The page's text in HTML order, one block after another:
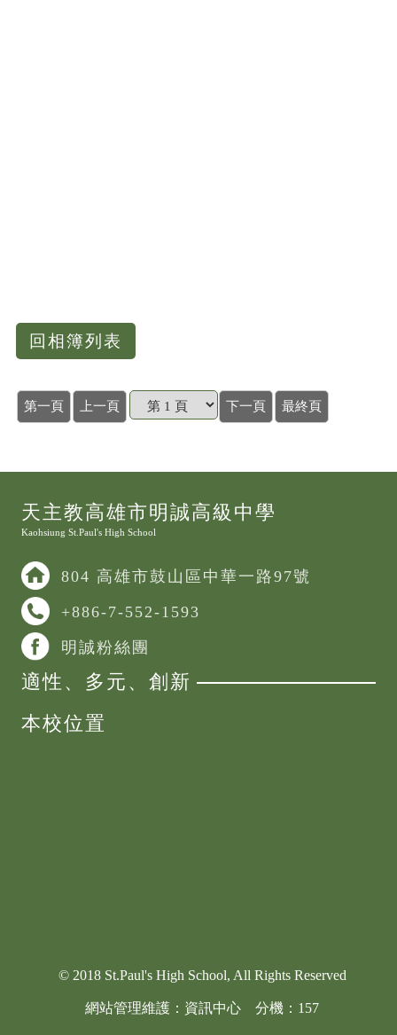
回相簿列表
第一頁 上一頁 下一頁 最終頁
天主教高雄市明誠高級中學
Kaohsiung St.Paul's High School
804 高雄市鼓山區中華一路97號
+886-7-552-1593
明誠粉絲團
適性、多元、創新
本校位置
© 2018 St.Paul's High School, All Rights Reserved
網站管理維護 ：資訊中心 分機：157